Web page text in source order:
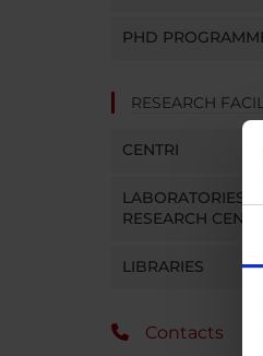
PHD
RESEARCH
CENTRI
LABORATORIES
RESEARCH
LIBRARIES
Contacts